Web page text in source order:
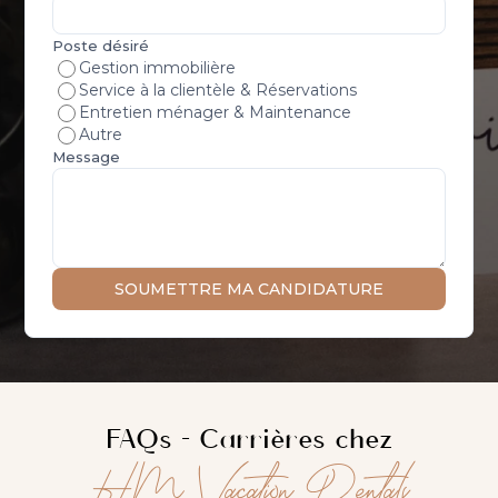
FAQs - Carrières chez